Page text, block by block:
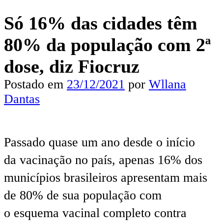
Só 16% das cidades têm
80% da população com 2ª
dose, diz Fiocruz
Postado em 23/12/2021 por Wllana
Dantas
Passado quase um ano desde o início
da vacinação no país, apenas 16% dos
municípios brasileiros apresentam mais
de 80% de sua população com
o esquema vacinal completo contra